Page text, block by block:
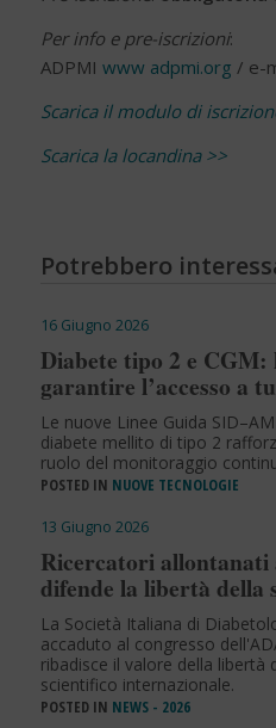
Per info e pre-iscrizioni:
ADPMI www adpmi.org / e-
Scarica il modulo di
Scarica la locandina >>
Potrebbero
16 Giugno 2026
Diabete tipo 2 e CGM:
garantire l’accesso a
Le nuove Linee Guida
diabete mellito di tipo 2
ruolo del monitoraggio
POSTED IN NUOVE TECNOLOGIE
13 Giugno 2026
Ricercatori allontanati
difende la libertà della
La Società Italiana di
accaduto al congresso
ribadisce il valore della
scientifico internazionale.
POSTED IN NEWS - 2026